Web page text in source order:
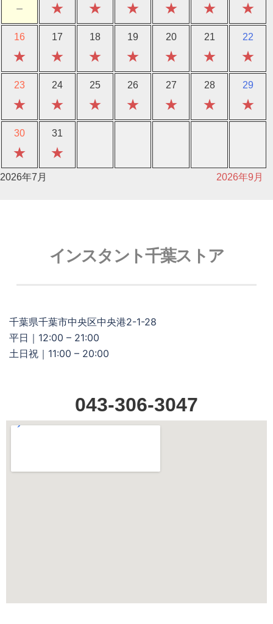
－ ★ ★ ★ ★ ★ ★
16
★
17
★
18
★
19
★
20
★
21
★
22
★
23
★
24
★
25
★
26
★
27
★
28
★
29
★
30
★
31
★
2026年7月 2026年9月
インスタント千葉ストア
千葉県千葉市中央区中央港2-1-28
平日｜12:00 – 21:00
土日祝｜11:00 – 20:00
043-306-3047